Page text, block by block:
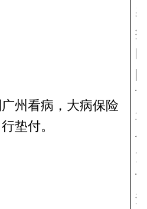
州看病，大病保险
垫付。